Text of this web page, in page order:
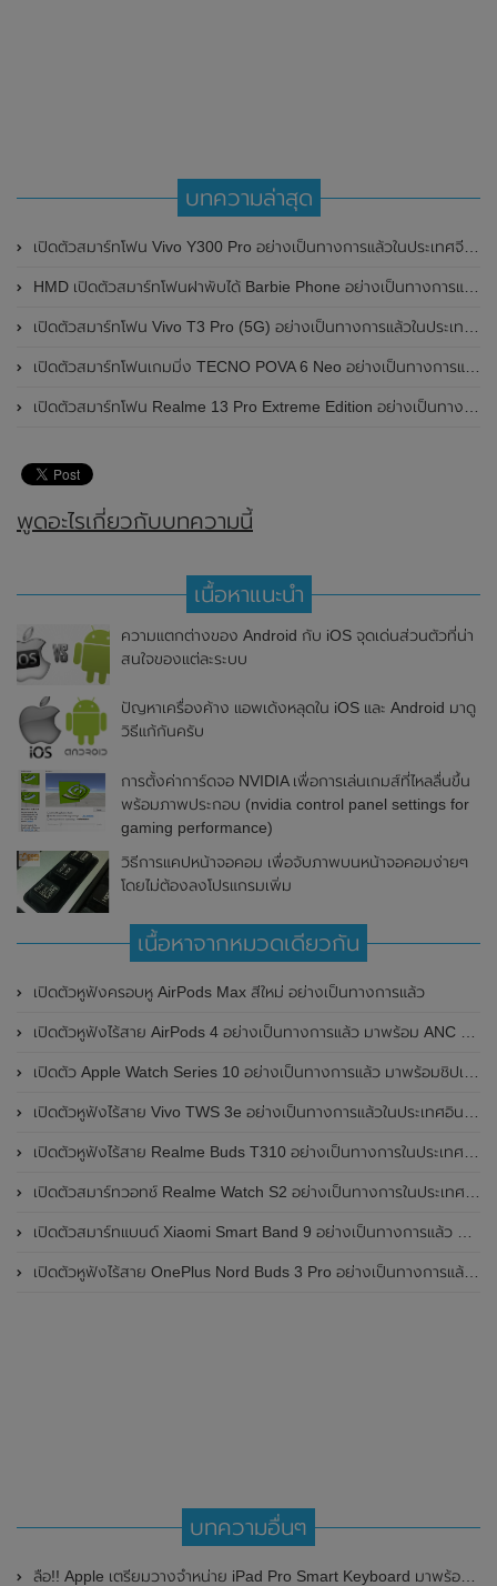
บทความล่าสุด
เปิดตัวสมาร์ทโฟน Vivo Y300 Pro อย่างเป็นทางการแล้วในประเทศจีน มาพร้อมดีไซน์พรีเมี่ยม ทนทาน และแบตเตอรี่สุดอึดขนาดใหญ่ 6,500mAh พร้อมรองรับการชาร์จไว 80W
HMD เปิดตัวสมาร์ทโฟนฝาพับได้ Barbie Phone อย่างเป็นทางการแล้ว มาพร้อมธีมสีชมพูสดใส
เปิดตัวสมาร์ทโฟน Vivo T3 Pro (5G) อย่างเป็นทางการแล้วในประเทศอินเดีย
เปิดตัวสมาร์ทโฟนเกมมิ่ง TECNO POVA 6 Neo อย่างเป็นทางการแล้วในประเทศไทย ในราคา 8,499 บาท
เปิดตัวสมาร์ทโฟน Realme 13 Pro Extreme Edition อย่างเป็นทางการแล้วในประเทศจีน
พูดอะไรเกี่ยวกับบทความนี้
เนื้อหาแนะนำ
ความแตกต่างของ Android กับ iOS จุดเด่นส่วนตัวที่น่า
สนใจของแต่ละระบบ
ปัญหาเครื่องค้าง แอพเด้งหลุดใน iOS และ Android มาดู
วิธีแก้กันครับ
การตั้งค่าการ์ดจอ NVIDIA เพื่อการเล่นเกมส์ที่ไหลลื่นขึ้น
พร้อมภาพประกอบ (nvidia control panel settings for
gaming performance)
วิธีการแคปหน้าจอคอม เพื่อจับภาพบนหน้าจอคอมง่ายๆ
โดยไม่ต้องลงโปรแกรมเพิ่ม
เนื้อหาจากหมวดเดียวกัน
เปิดตัวหูฟังครอบหู AirPods Max สีใหม่ อย่างเป็นทางการแล้ว
เปิดตัวหูฟังไร้สาย AirPods 4 อย่างเป็นทางการแล้ว มาพร้อม ANC และฟีเจอร์ใหม่มากมาย
เปิดตัว Apple Watch Series 10 อย่างเป็นทางการแล้ว มาพร้อมชิปเซ็ตรุ่น S10
เปิดตัวหูฟังไร้สาย Vivo TWS 3e อย่างเป็นทางการแล้วในประเทศอินเดีย มาพร้อมระบบตัดเสียงรบกวน ANC ที่ 30dB , ป้องกันฝุ่นและกันน้ำที่ระดับ IP54 , แบตเตอรี่สามารถใช้งานนานสูงสุด 36 ชั่วโมง
เปิดตัวหูฟังไร้สาย Realme Buds T310 อย่างเป็นทางการในประเทศอินเดีย มาพร้อมระบบตัดเสียงรบกวน ANC สูงสุด 46dB , เสียงรอบทิศทาง 360 องศา , แบตเตอรี่สามารถใช้งานได้นานสูงสุด 40 ชั่วโมง
เปิดตัวสมาร์ทวอทช์ Realme Watch S2 อย่างเป็นทางการในประเทศอินเดีย มาพร้อมตัวเรือนสแตนเลสสตีล , หน้าจอแสดงผล AMOLED ขนาด 1.43 นิ้ว , แบตเตอรี่ขนาดใหญ่ใช้งานได้นาน 20 วัน และรองรับคำสั่งเสียง Super AI Engine ที่ขับเคลื่อนโดย ChatGPT
เปิดตัวสมาร์ทแบนด์ Xiaomi Smart Band 9 อย่างเป็นทางการแล้ว มาพร้อมหน้าจอ AMOLED ขนาด 1.62 นิ้ว , ตัวเรือนเป็นโลหะ และแบตเตอรี่สุดอึดสามารถใช้งานได้นานถึง 21 วัน
เปิดตัวหูฟังไร้สาย OnePlus Nord Buds 3 Pro อย่างเป็นทางการแล้ว มาพร้อมระบบตัดเสียงรบกวน (ANC) สามารถลดเสียงรบกวนได้ 49dB และแบตเตอรี่สุดอึดใช้งานได้นานสูงสุดถึง 44 ชั่วโมง
บทความอื่นๆ
ลือ!! Apple เตรียมวางจำหน่าย iPad Pro Smart Keyboard มาพร้อม Trackpad ในปี 2020